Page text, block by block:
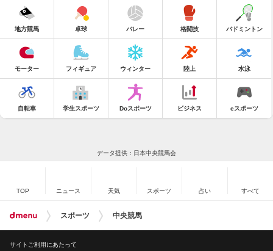
地方競馬 卓球 バレー 格闘技 バドミントン
モーター フィギュア ウィンター 陸上 水泳
自転車 学生スポーツ Doスポーツ ビジネス eスポーツ
データ提供：日本中央競馬会
TOP ニュース 天気 スポーツ 占い すべて
スポーツ 中央競馬
サイトご利用にあたって